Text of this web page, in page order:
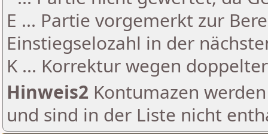
E ... Partie vorgemerkt zur
Einstiegselozahl in der
K ... Korrektur wegen
Hinweis2 Kontumazen
und sind in der Liste nicht